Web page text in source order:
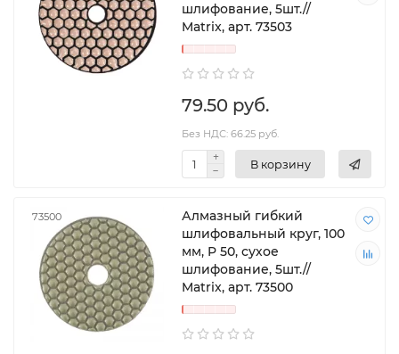
шлифование, 5шт.//
Matrix, арт. 73503
79.50 руб.
Без НДС: 66.25 руб.
В корзину
73500
Алмазный гибкий
шлифовальный круг, 100
мм, P 50, сухое
шлифование, 5шт.//
Matrix, арт. 73500